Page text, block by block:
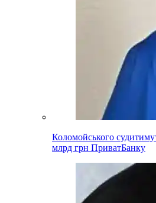
Коломойського
млрд грн ПриватБанку